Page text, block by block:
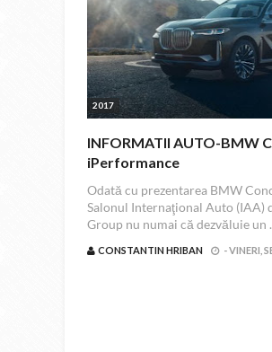
2017
INFORMATII AUTO-BMW
iPerformance
Odată cu prezentarea BMW
Salonul Internaţional Auto (IAA)
Group nu numai că dezvăluie un
CONSTANTIN HRIBAN -VINERI,